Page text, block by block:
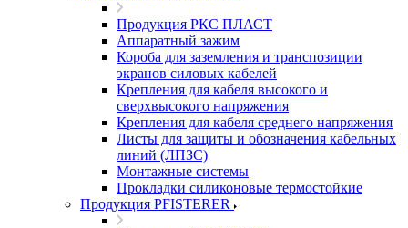
Продукция РКС ПЛАСТ
Аппаратный зажим
Короба для заземления и транспозиции
экранов силовых кабелей
Крепления для кабеля высокого и
сверхвысокого напряжения
Крепления для кабеля среднего напряжения
Листы для защиты и обозначения кабельных
линий (ЛПЗС)
Монтажные системы
Прокладки силиконовые термостойкие
Продукция PFISTERER